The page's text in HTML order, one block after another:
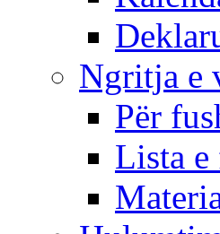
Ngritja e
Për
Lista e